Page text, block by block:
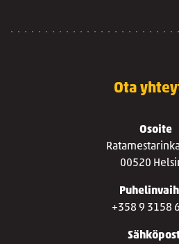
Ota
Osoite
00520
+358 9 3158